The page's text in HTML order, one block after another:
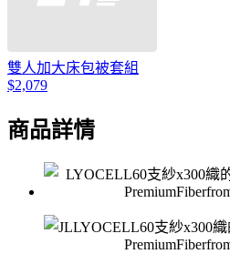
雙人加大床包被套組
$2,079
商品詳情